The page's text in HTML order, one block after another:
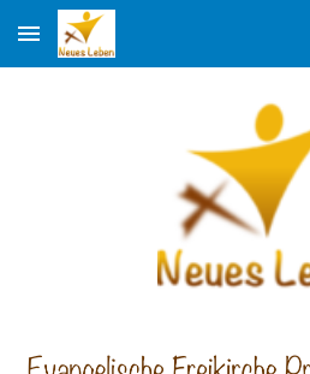
Skip to main content